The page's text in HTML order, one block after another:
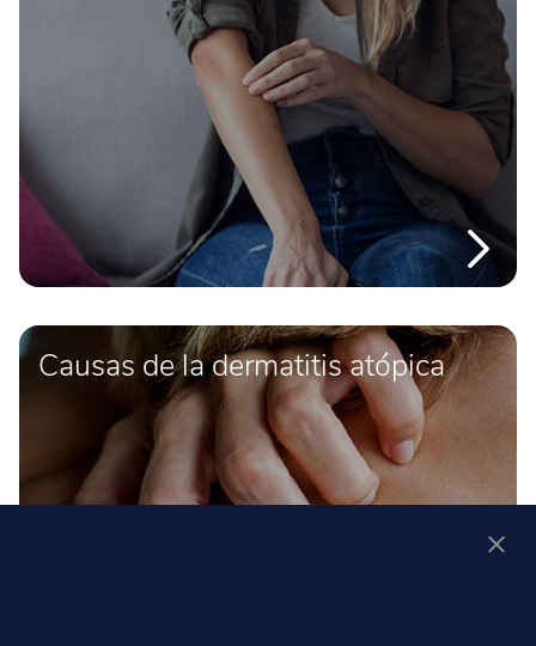
Causas de la dermatitis atópica